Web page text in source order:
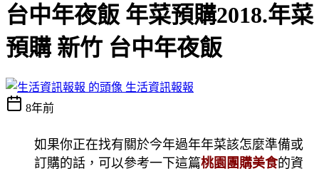
台中年夜飯 年菜預購2018.年菜
預購 新竹 台中年夜飯
生活資訊報報
8年前
如果你正在找有關於今年過年年菜該怎麼準備或
訂購的話，可以參考一下這篇桃園團購美食的資